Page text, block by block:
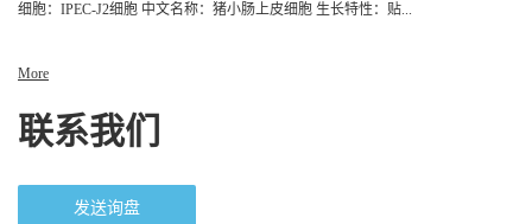
细胞：IPEC-J2细胞 中文名称：猪小肠上皮细胞 生长特性：贴...
More
联系我们
发送询盘